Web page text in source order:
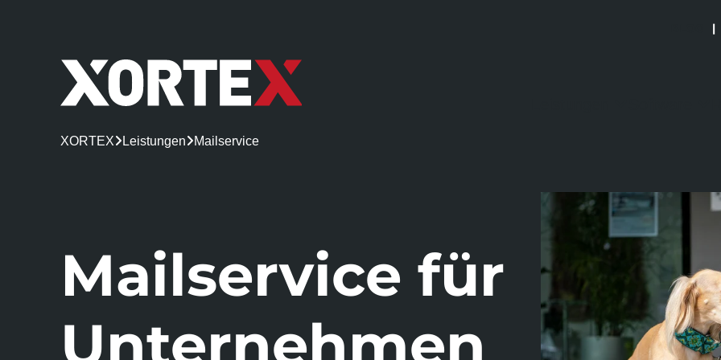
|
XORTEX LeistungenMailservice
Mailservice für
Unternehmen